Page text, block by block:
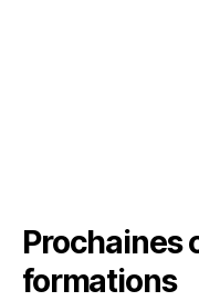
Prochaines
formations